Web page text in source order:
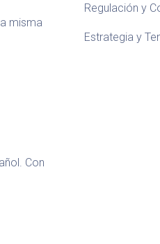
misma
Con
Regulación y
Estrategia y